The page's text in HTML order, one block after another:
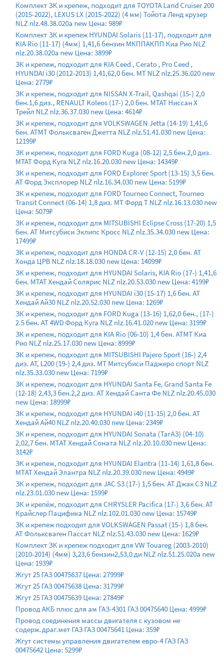
Комплект ЗК и крепеж, подходит для TOYOTA Land Cruiser 200
(2015-2022), LEXUS LX (2015-2022) (4 мм) Тойота Ленд крузер
NLZ nlz.48.38.020a new Цена: 989₽
Комплект ЗК и крепеж HYUNDAI Solaris (11-17), подходит для
KIA Rio (11-17) (4мм) 1,41,6 бензин МКППАКПП Киа Рио NLZ
nlz.20.38.020a new Цена: 3899₽
ЗК и крепеж, подходит для KIA Ceed , Cerato , Pro Ceed ,
HYUNDAI i30 (2012-2013) 1,41,62,0 бен. MT NLZ nlz.25.36.020 new
Цена: 2779₽
ЗК и крепеж, подходит для NISSAN X-Trail, Qashqai (15-) 2,0
бен.1,6 диз., RENAULT Koleos (17-) 2,0 бен. МТАТ Ниссан Х
Трейл NLZ nlz.36.37.030 new Цена: 4614₽
ЗК и крепеж, подходит для VOLKSWAGEN Jetta (14-19) 1,41,6
бен. ATМТ Фольксваген Джетта NLZ nlz.51.41.030 new Цена:
12199₽
ЗК и крепеж, подходит для FORD Kuga (08-12) 2,5 бен.2,0 диз.
МТАТ Форд Куга NLZ nlz.16.20.030 new Цена: 14349₽
ЗК и крепеж, подходит для FORD Explorer Sport (13-15) 3,5 бен.
АТ Форд Эксплорер NLZ nlz.16.34.030 new Цена: 5199₽
ЗК и крепеж, подходит для FORD Tourneo Connect, Tourneo
Transit Connect (06-14) 1,8 диз. МТ Форд Т NLZ nlz.16.13.030 new
Цена: 5079₽
ЗК и крепеж, подходит для MITSUBISHI Eclipse Cross (17-20) 1,5
бен. АТ Митсубиси Эклипс Кросс NLZ nlz.35.34.030 new Цена:
17499₽
ЗК и крепеж, подходит для HONDA CR-V (12-15) 2,0 бен. АТ
Хонда ЦРВ NLZ nlz.18.18.030 new Цена: 14099₽
ЗК и крепеж, подходит для HYUNDAI Solaris, KIA Rio (17-) 1,41,6
бен. MTAT Хендай Солярис NLZ nlz.20.53.030 new Цена: 4199₽
ЗК и крепеж, подходит для HYUNDAI i30 (15-17) 1,6 бен. AT
Хендай Ай30 NLZ nlz.20.52.030 new Цена: 1269₽
ЗК и крепеж, подходит для FORD Kuga (13-16) 1,62,0 бен., (17-)
2.5 бен. АТ 4WD Форд Куга NLZ nlz.16.41.020 new Цена: 3199₽
ЗК и крепеж, подходит для KIA Rio (06-10) 1,4 бен. АТМТ Киа
Рио NLZ nlz.25.17.030 new Цена: 8999₽
ЗК и крепеж, подходит для MITSUBISHI Pajero Sport (16-) 2,4
диз. АТ, L200 (19-) 2,4 диз. MT Митсубиси Паджеро спорт NLZ
nlz.35.33.030 new Цена: 7199₽
ЗК и крепеж, подходит для HYUNDAI Santa Fe, Grand Santa Fe
(12-18) 2,43,3 бен.2,2 диз. AT Хендай Санта Фе NLZ nlz.20.45.030
new Цена: 18999₽
ЗК и крепеж, подходит для HYUNDAI i40 (11-15) 2,0 бен. AT
Хендай Ай40 NLZ nlz.20.40.030 new Цена: 2349₽
ЗК и крепеж, подходит для HYUNDAI Sonata (ТагАЗ) (04-10)
2,02,7 бен. МТAT Хендай Соната NLZ nlz.20.10.030 new Цена:
3142₽
ЗК и крепеж, подходит для HYUNDAI Elantra (11-14) 1,61,8 бен.
МТAT Хендай Элантра NLZ nlz.20.39.030 new Цена: 4949₽
ЗК и крепеж, подходит для JAC S3 (17-) 1,5 бен. AT Джак С3 NLZ
nlz.23.01.030 new Цена: 1599₽
ЗК и крепёж, подходит для CHRYSLER Pacifica (17-) 3,6 бен. АТ
Крайслер Пацифика NLZ nlz.102.01.030 new Цена: 15749₽
ЗК и крепеж подходит для VOLKSWAGEN Passat (15-) 1,8 бен.
AT Фольксваген Пассат NLZ nlz.51.43.030 new Цена: 1629₽
Комплект ЗК и крепеж подходит для VW Touareg (2003-2010)
(2010-2014) (4мм) 3,23,6 бензин2,53,0 ди NLZ nlz.51.25.020a new
Цена: 1939₽
Жгут 25 ГАЗ 00475637 Цена: 27999₽
Жгут 25 ГАЗ 00475638 Цена: 31799₽
Жгут 25 ГАЗ 00475639 Цена: 27849₽
Провод АКБ плюс для ам ГАЗ-4301 ГАЗ 00475640 Цена: 4999₽
Провод соединения массы двигателя с кузовом не
содерж.драг.мет ГАЗ ГАЗ 00475641 Цена: 359₽
Жгут системы управления двигателем евро-4 ГАЗ ГАЗ
00475642 Цена: 5299₽